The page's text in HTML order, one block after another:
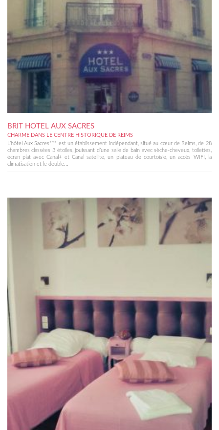
BRIT HOTEL AUX SACRES
CHARME DANS LE CENTRE HISTORIQUE DE REIMS
L’hôtel Aux Sacres*** est un établissement indépendant, situé au cœur de Reims, de 28
chambres classées 3 étoiles, jouissant d’une salle de bain avec sèche-cheveux, toilettes,
écran plat avec Canal+ et Canal satellite, un plateau de courtoisie, un accès WIFI, la
climatisation et le double...